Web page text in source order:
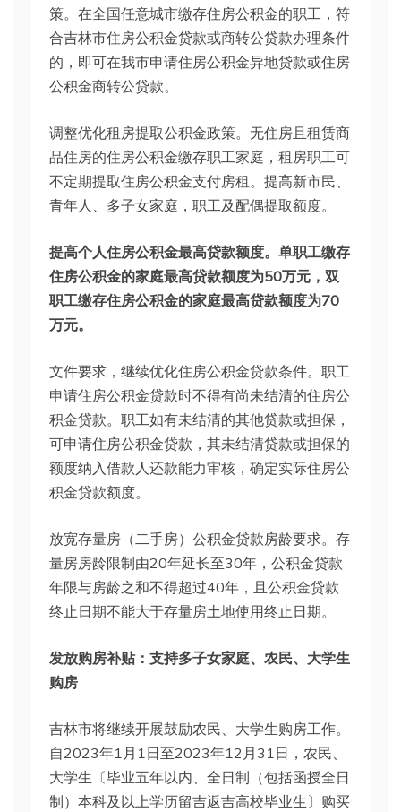
策。在全国任意城市缴存住房公积金的职工，符
合吉林市住房公积金贷款或商转公贷款办理条件
的，即可在我市申请住房公积金异地贷款或住房
公积金商转公贷款。
调整优化租房提取公积金政策。无住房且租赁商
品住房的住房公积金缴存职工家庭，租房职工可
不定期提取住房公积金支付房租。提高新市民、
青年人、多子女家庭，职工及配偶提取额度。
提高个人住房公积金最高贷款额度。单职工缴存
住房公积金的家庭最高贷款额度为50万元，双
职工缴存住房公积金的家庭最高贷款额度为70
万元。
文件要求，继续优化住房公积金贷款条件。职工
申请住房公积金贷款时不得有尚未结清的住房公
积金贷款。职工如有未结清的其他贷款或担保，
可申请住房公积金贷款，其未结清贷款或担保的
额度纳入借款人还款能力审核，确定实际住房公
积金贷款额度。
放宽存量房（二手房）公积金贷款房龄要求。存
量房房龄限制由20年延长至30年，公积金贷款
年限与房龄之和不得超过40年，且公积金贷款
终止日期不能大于存量房土地使用终止日期。
发放购房补贴：支持多子女家庭、农民、大学生
购房
吉林市将继续开展鼓励农民、大学生购房工作。
自2023年1月1日至2023年12月31日，农民、
大学生〔毕业五年以内、全日制（包括函授全日
制）本科及以上学历留吉返吉高校毕业生〕购买